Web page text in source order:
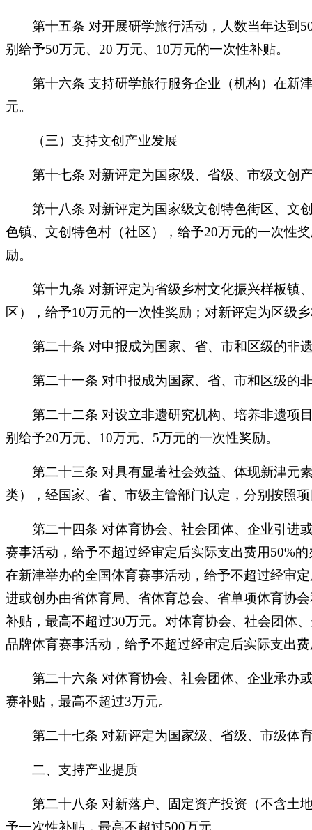
第十五条 对开展研学旅行活动，人数当年达到
别给予50万元、20 万元、10万元的一次性补贴。
第十六条 支持研学旅行服务企业（机构）在新
元。
（三）支持文创产业发展
第十七条 对新评定为国家级、省级、市级文创
第十八条 对新评定为国家级文创特色街区、文
色镇、文创特色村（社区），给予20万元的一次性
励。
第十九条 对新评定为省级乡村文化振兴样板镇
区），给予10万元的一次性奖励；对新评定为区级
第二十条 对申报成为国家、省、市和区级的非
第二十一条 对申报成为国家、省、市和区级的
第二十二条 对设立非遗研究机构、培养非遗项
别给予20万元、10万元、5万元的一次性奖励。
第二十三条 对具有显著社会效益、体现新津元
类），经国家、省、市级主管部门认定，分别按照
第二十四条 对体育协会、社会团体、企业引进
赛事活动，给予不超过经审定后实际支出费用50%
在新津举办的全国体育赛事活动，给予不超过经审
进或创办由省体育局、省体育总会、省单项体育协
补贴，最高不超过30万元。对体育协会、社会团体
品牌体育赛事活动，给予不超过经审定后实际支出
第二十六条 对体育协会、社会团体、企业承办
赛补贴，最高不超过3万元。
第二十七条 对新评定为国家级、省级、市级体
二、支持产业提质
第二十八条 对新落户、固定资产投资（不含土
予一次性补贴，最高不超过500万元。